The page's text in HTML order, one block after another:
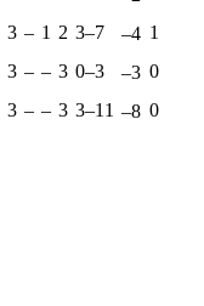
3 – 1 2 3–7 –4 1
3 – – 3 0–3 –3 0
3 – – 3 3–11 –8 0